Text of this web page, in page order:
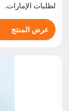
لطلبات الإمارات.
عرض المنتج